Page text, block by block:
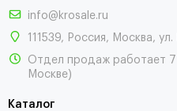
info@krosale.ru
111539, Россия, Москва, ул.
Отдел продаж работает
Москве)
Каталог